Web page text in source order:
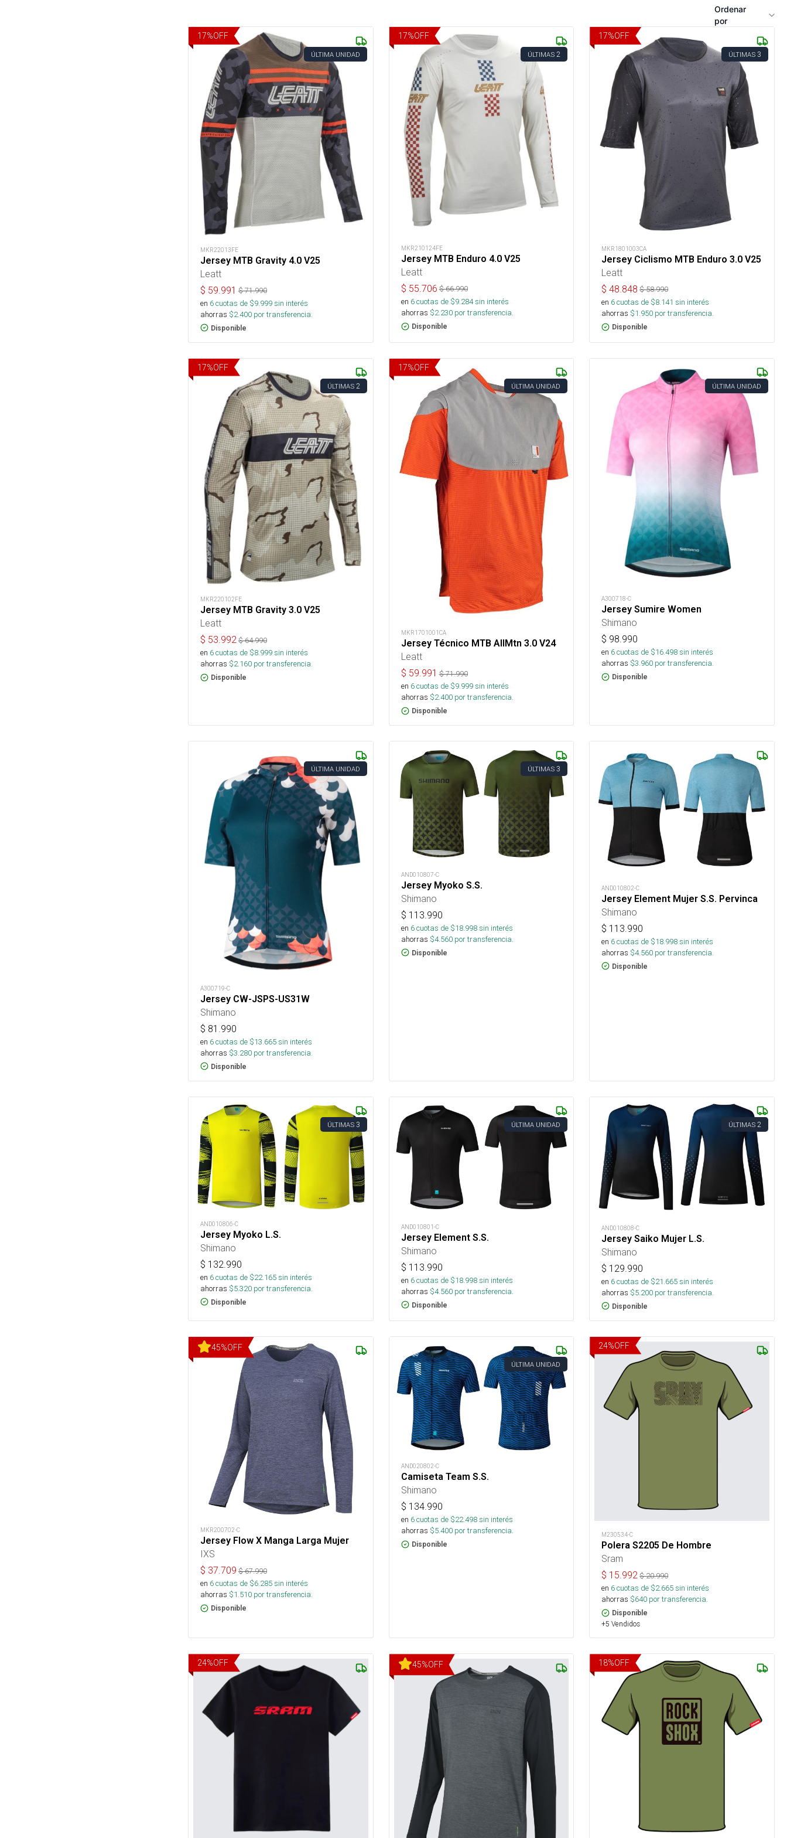
Ordenar
por
17%OFF
ÚLTIMA UNIDAD
MKR22013FE
Jersey MTB Gravity 4.0 V25
Leatt
$ 59.991 $71.990
en 6cuotas de $9.999sin interés
ahorras $2.400 por transferencia.
Disponible
17%OFF
ÚLTIMAS 2
MKR210124FE
Jersey MTB Enduro 4.0 V25
Leatt
$ 55.706 $66.990
en 6cuotas de $9.284sin interés
ahorras $2.230por transferencia.
Disponible
17%OFF
ÚLTIMAS 3
MKR1801003CA
Jersey Ciclismo MTB Enduro 3.0 V25
Leatt
$48.848 $58.990
en 6cuotas de $8.141 sin interés
ahorras $1.950 por transferencia.
Disponible
17%OFF
ÚLTIMAS 2
MKR220102FE
Jersey MTB Gravity 3.0 V25
Leatt
$ 53.992 $64.990
en 6cuotas de $8.999sin interés
ahorras $2.160 por transferencia.
Disponible
17%OFF
ÚLTIMA UNIDAD
MKR1701001CA
Jersey Técnico MTB AllMtn 3.0 V24
Leatt
$ 59.991 $71.990
en 6cuotas de $9.999sin interés
ahorras $2.400por transferencia.
Disponible
ÚLTIMA UNIDAD
A300718-C
Jersey Sumire Women
Shimano
$ 98.990
en 6cuotas de $16.498sin interés
ahorras $3.960 por transferencia.
Disponible
ÚLTIMA UNIDAD
A300719-C
Jersey CW-JSPS-US31W
Shimano
$ 81.990
en 6cuotas de $13.665sin interés
ahorras $3.280 por transferencia.
Disponible
ÚLTIMAS 3
AND010807-C
Jersey Myoko S.S.
Shimano
$ 113.990
en 6cuotas de $18.998sin interés
ahorras $4.560por transferencia.
Disponible
AND010802-C
Jersey Element Mujer S.S. Pervinca
Shimano
$ 113.990
en 6cuotas de $18.998sin interés
ahorras $4.560 por transferencia.
Disponible
ÚLTIMAS 3
AND010806-C
Jersey Myoko L.S.
Shimano
$ 132.990
en 6cuotas de $22.165sin interés
ahorras $5.320 por transferencia.
Disponible
ÚLTIMA UNIDAD
AND010801-C
Jersey Element S.S.
Shimano
$ 113.990
en 6cuotas de $18.998sin interés
ahorras $4.560por transferencia.
Disponible
ÚLTIMAS 2
AND010808-C
Jersey Saiko Mujer L.S.
Shimano
$ 129.990
en 6cuotas de $21.665sin interés
ahorras $5.200 por transferencia.
Disponible
45%OFF
MKR200702-C
Jersey Flow X Manga Larga Mujer
IXS
$ 37.709 $67.990
en 6cuotas de $6.285sin interés
ahorras $1.510 por transferencia.
Disponible
ÚLTIMA UNIDAD
AND020802-C
Camiseta Team S.S.
Shimano
$ 134.990
en 6cuotas de $22.498sin interés
ahorras $5.400por transferencia.
Disponible
24%OFF
M230534-C
Polera S2205 De Hombre
Sram
$ 15.992 $20.990
en 6cuotas de $2.665sin interés
ahorras $640 por transferencia.
Disponible
+5 Vendidos
24%OFF 45%OFF 18%OFF